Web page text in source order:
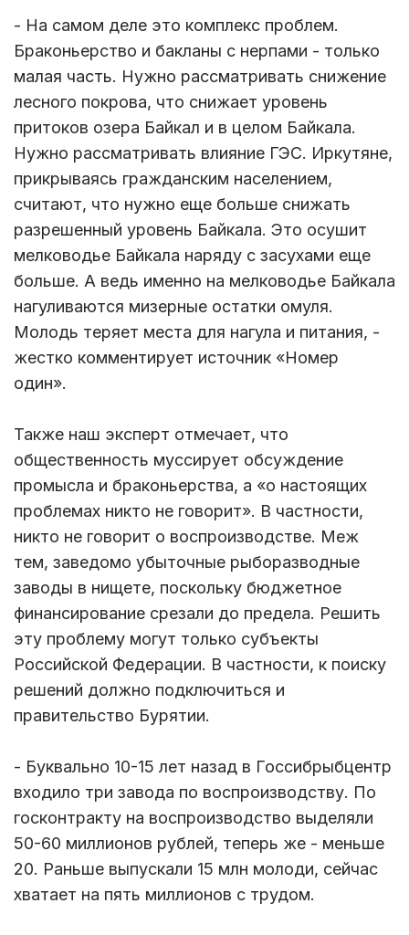
- На самом деле это комплекс проблем.
Браконьерство и бакланы с нерпами - только
малая часть. Нужно рассматривать снижение
лесного покрова, что снижает уровень
притоков озера Байкал и в целом Байкала.
Нужно рассматривать влияние ГЭС. Иркутяне,
прикрываясь гражданским населением,
считают, что нужно еще больше снижать
разрешенный уровень Байкала. Это осушит
мелководье Байкала наряду с засухами еще
больше. А ведь именно на мелководье Байкала
нагуливаются мизерные остатки омуля.
Молодь теряет места для нагула и питания, -
жестко комментирует источник «Номер
один».
Также наш эксперт отмечает, что
общественность муссирует обсуждение
промысла и браконьерства, а «о настоящих
проблемах никто не говорит». В частности,
никто не говорит о воспроизводстве. Меж
тем, заведомо убыточные рыборазводные
заводы в нищете, поскольку бюджетное
финансирование срезали до предела. Решить
эту проблему могут только субъекты
Российской Федерации. В частности, к поиску
решений должно подключиться и
правительство Бурятии.
- Буквально 10-15 лет назад в Госсибрыбцентр
входило три завода по воспроизводству. По
госконтракту на воспроизводство выделяли
50-60 миллионов рублей, теперь же - меньше
20. Раньше выпускали 15 млн молоди, сейчас
хватает на пять миллионов с трудом.